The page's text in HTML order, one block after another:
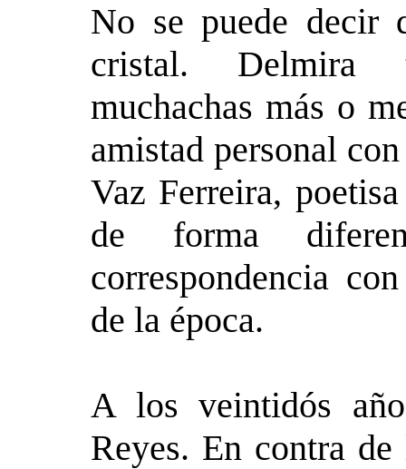
No se puede decir
cristal. Delmira
muchachas más o
amistad personal
Vaz Ferreira,
de forma
correspondencia
de la época.
A los veintidós
Reyes. En contra